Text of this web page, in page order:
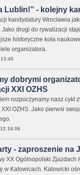
Lublin!” - kolejny
kandydatury Wrocławia
drugi do rywalizacji
historyczne koła
organizatora.
dobrymi
XXI OZHS
rozpoczynamy nasz cykl
OZHS. Jako pierwsi
16:06
- zaproszenie na
XX Ogólnopolski Zjazdach
w Katowicach. Katowicki